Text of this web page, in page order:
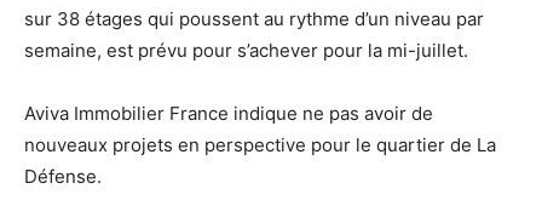
sur 38 étages qui poussent au rythme d’un niveau par
semaine, est prévu pour s’achever pour la mi-juillet.
Aviva Immobilier France indique ne pas avoir de
nouveaux projets en perspective pour le quartier de La
Défense.